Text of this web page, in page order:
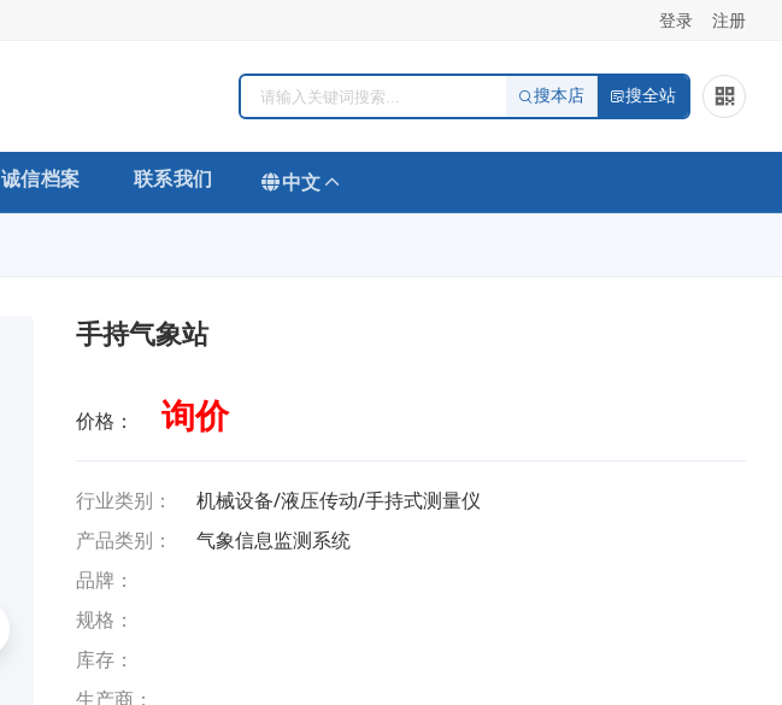
登录 注册
搜本店 搜全站
诚信档案 联系我们 中文
手持气象站
价格： 询价
行业类别：
机械设备/液压传动/手持式测量仪
产品类别：
气象信息监测系统
品牌：
规格：
库存：
生产商：